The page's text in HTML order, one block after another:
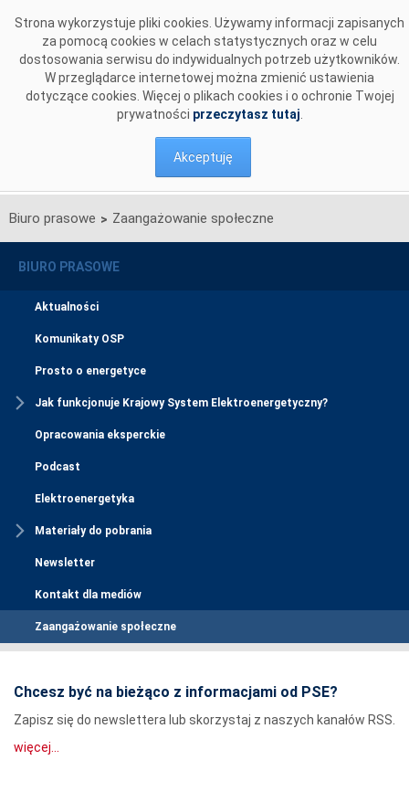
Strona wykorzystuje pliki cookies. Używamy informacji zapisanych
za pomocą cookies w celach statystycznych oraz w celu
dostosowania serwisu do indywidualnych potrzeb użytkowników.
W przeglądarce internetowej można zmienić ustawienia
dotyczące cookies. Więcej o plikach cookies i o ochronie Twojej
prywatności przeczytasz tutaj
Akceptuję
Biuro prasowe > Zaangażowanie społeczne
BIURO PRASOWE
Aktualności
Komunikaty OSP
Prosto o energetyce
Jak funkcjonuje Krajowy System Elektroenergetyczny?
Opracowania eksperckie
Podcast
Elektroenergetyka
Materiały do pobrania
Newsletter
Kontakt dla mediów
Zaangażowanie społeczne
Chcesz być na bieżąco z informacjami od PSE?
Zapisz się do newslettera lub skorzystaj z naszych kanałów RSS.
więcej...